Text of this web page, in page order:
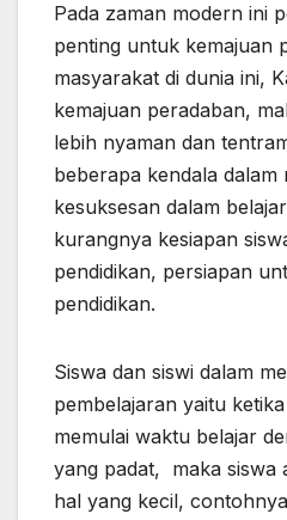
Pada zaman modern ini
penting untuk kemajuan
masyarakat di dunia ini,
kemajuan peradaban,
lebih nyaman dan
beberapa kendala dalam
kesuksesan dalam
kurangnya kesiapan
pendidikan, persiapan
pendidikan.
Siswa dan siswi dalam
pembelajaran yaitu
memulai waktu belajar
yang padat, maka siswa
hal yang kecil,